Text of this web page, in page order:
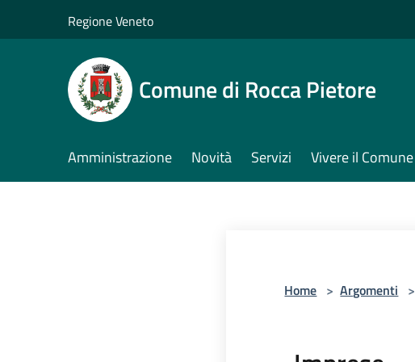
Regione Veneto
Comune di Rocca Pietore
Amministrazione Novità Servizi Vivere il Comune
Home > Argomenti >